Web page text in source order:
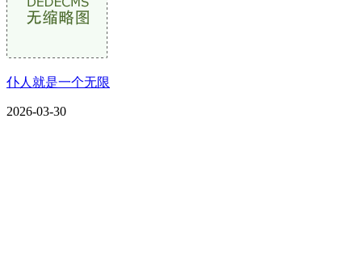
仆人就是一个无限
2026-03-30